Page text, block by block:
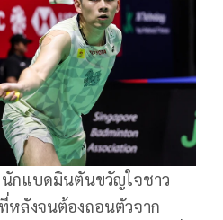
กแบดมินตันขวัญใจชาว
หลังจนต้องถอนตัวจาก